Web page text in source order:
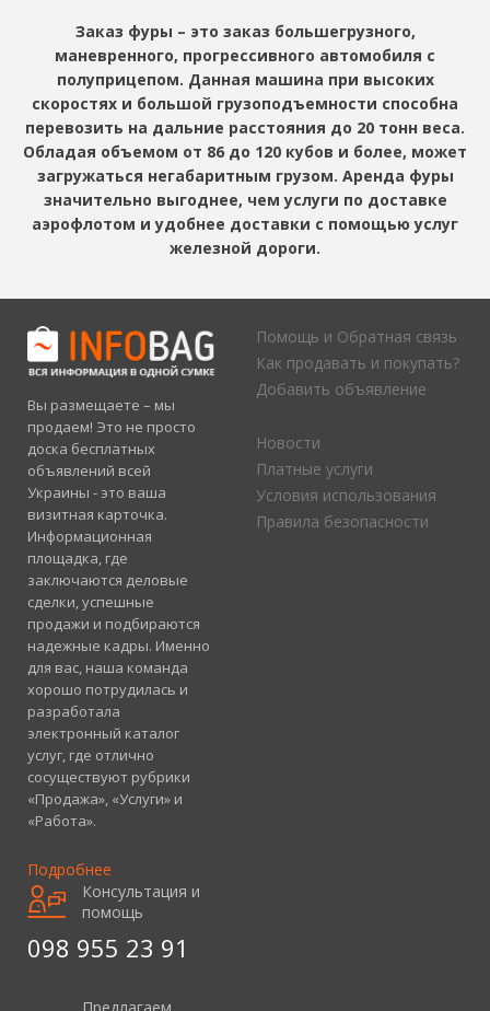
Заказ фуры – это заказ большегрузного,
маневренного, прогрессивного автомобиля с
полуприцепом. Данная машина при высоких
скоростях и большой грузоподъемности способна
перевозить на дальние расстояния до 20 тонн веса.
Обладая объемом от 86 до 120 кубов и более, может
загружаться негабаритным грузом. Аренда фуры
значительно выгоднее, чем услуги по доставке
аэрофлотом и удобнее доставки с помощью услуг
железной дороги.
Вы размещаете – мы
продаем! Это не просто
доска бесплатных
объявлений всей
Украины - это ваша
визитная карточка.
Информационная
площадка, где
заключаются деловые
сделки, успешные
продажи и подбираются
надежные кадры. Именно
для вас, наша команда
хорошо потрудилась и
разработала
электронный каталог
услуг, где отлично
сосуществуют рубрики
«Продажа», «Услуги» и
«Работа».
Подробнее
Помощь и Обратная связь
Как продавать и покупать?
Добавить объявление
Новости
Платные услуги
Условия использования
Правила безопасности
Консультация и
помощь
098 955 23 91